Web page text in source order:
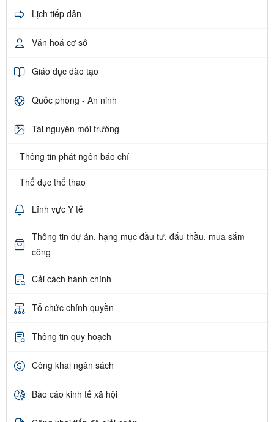
Lịch tiếp dân
Văn hoá cơ sở
Giáo dục đào tạo
Quốc phòng - An ninh
Tài nguyên môi trường
Thông tin phát ngôn báo chí
Thể dục thể thao
Lĩnh vực Y tế
Thông tin dự án, hạng mục đầu tư, đấu thầu, mua sắm
công
Cải cách hành chính
Tổ chức chính quyền
Thông tin quy hoạch
Công khai ngân sách
Báo cáo kinh tế xã hội